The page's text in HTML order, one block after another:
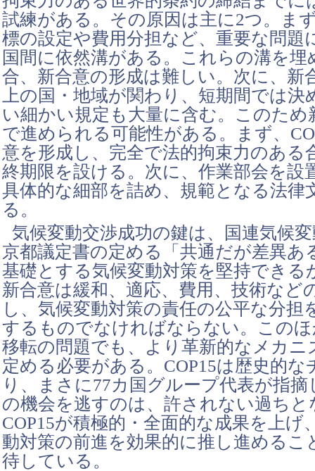
試練がある。その原因は主に2つ。ま
標の設定や費用分担など、重要な問題
国間に依然溝がある。これらの溝を埋
合、新合意の形成は難しい。次に、新
上の国・地域が関わり、短期間では
い細かい規定も大量に含む。このため
で進められる可能性がある。まず、
意を形成し、完全で法的拘束力のある
終期限を設ける。次に、作業部会を設
具体的な細部を詰め、規範となる法律
る。
気候変動交渉成功の鍵は、国連気候
京都議定書の定める「共通だが差異あ
基礎とする気候変動対策を堅持できる
新合意は緩和、適応、費用、技術など
し、気候変動対策の責任の公平な分担
するものでなければならない。この
移転の問題でも、より革新的なメカニ
定める必要がある。COP15は歴史的
り、まさに77カ国グループ代表が指
の機会を逃すのは、許されない過ちと
COP15が積極的・全面的な成果を上げ
動対策の前進を効果的に推し進めるこ
待している。